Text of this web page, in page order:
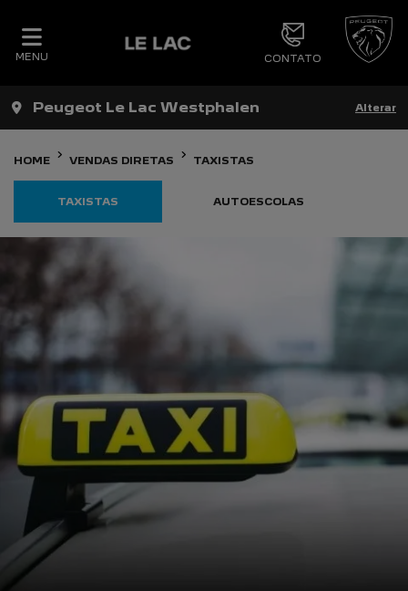
MENU CONTATO
Peugeot Le Lac Westphalen Alterar
HOME VENDAS DIRETAS TAXISTAS
AUTOESCOLAS
TAXISTAS